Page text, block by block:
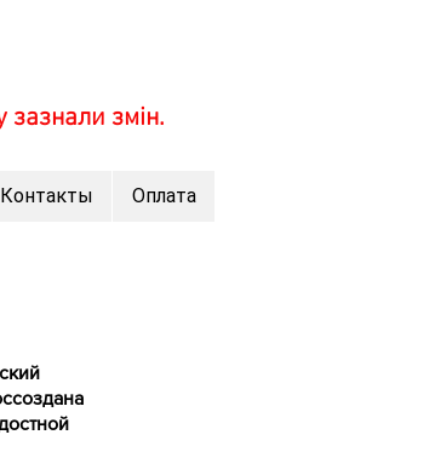
зазнали змін.
Контакты Оплата